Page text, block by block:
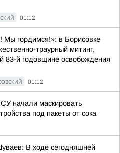
01:12
гордимся!»: в Борисовке
траурный митинг,
83-й годовщине освобождения
01:12
начали маскировать
под пакеты от сока
В ходе сегодняшней